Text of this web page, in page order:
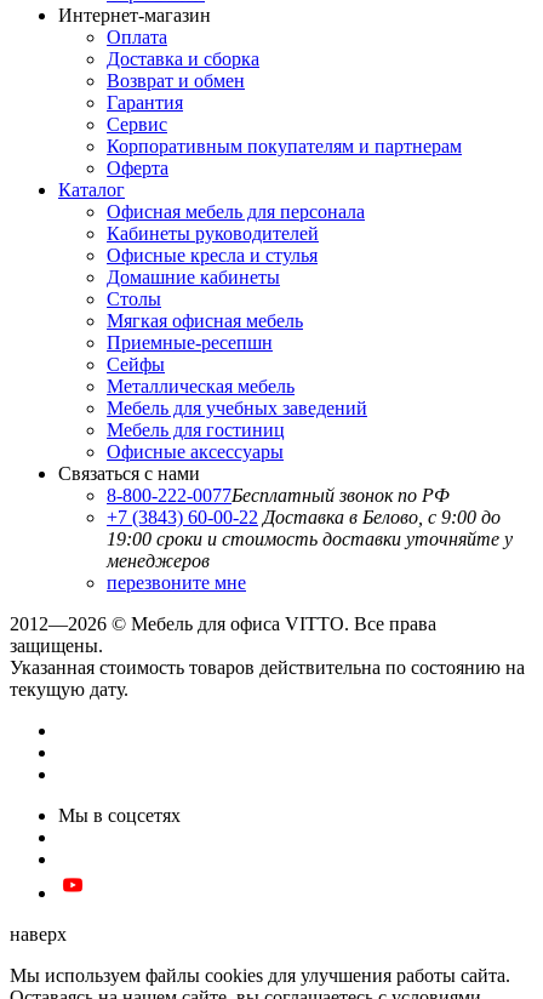
Интернет-магазин
Оплата
Доставка и сборка
Возврат и обмен
Гарантия
Сервис
Корпоративным покупателям и партнерам
Оферта
Каталог
Офисная мебель для персонала
Кабинеты руководителей
Офисные кресла и стулья
Домашние кабинеты
Столы
Мягкая офисная мебель
Приемные-ресепшн
Сейфы
Металлическая мебель
Мебель для учебных заведений
Мебель для гостиниц
Офисные аксессуары
Связаться с нами
8-800-222-0077Бесплатный звонок по РФ
+7 (3843) 60-00-22 Доставка в Белово, с 9:00 до
19:00 сроки и стоимость доставки уточняйте у
менеджеров
перезвоните мне
2012—2026 © Мебель для офиса VITTO. Все права
защищены.
Указанная стоимость товаров действительна по состоянию на
текущую дату.
Мы в соцсетях
наверх
Мы используем файлы cookies для улучшения работы сайта.